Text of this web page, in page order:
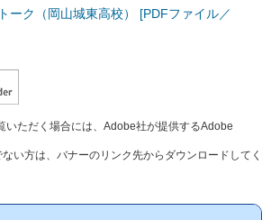
ーク（岡山城東高校） [PDFファイル／
いただく場合には、Adobe社が提供するAdobe
い方は、バナーのリンク先からダウンロードしてく